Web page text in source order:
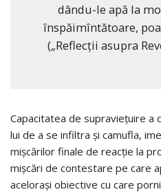
dându-le apă la
înspăimîntătoare,
(„Reflecții asupra
Capacitatea de supravieţuire a
lui de a se infiltra și camufla,
mişcărilor finale de reacţie la
mișcări de contestare pe care
acelorași obiective cu care